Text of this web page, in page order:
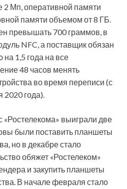
Мп, оперативной памяти
памяти объемом от 8 ГБ.
превышать 700 граммов, в
NFC, а поставщик обязан
на 1,5 года на все
48 часов менять
во время переписи (с
2020 года).
«Ростелекома» выиграли две
были поставить планшеты
но в декабре стало
обяжет «Ростелеком»
и закупить планшеты
В начале февраля стало